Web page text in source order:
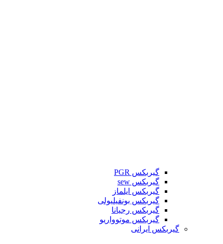
گیربکس PGR
گیربکس sew
گیربکس ایلماز
گیربکس بونفیلیولی
گیربکس رجیانا
گیربکس موتوواریو
گیربکس ایرانی